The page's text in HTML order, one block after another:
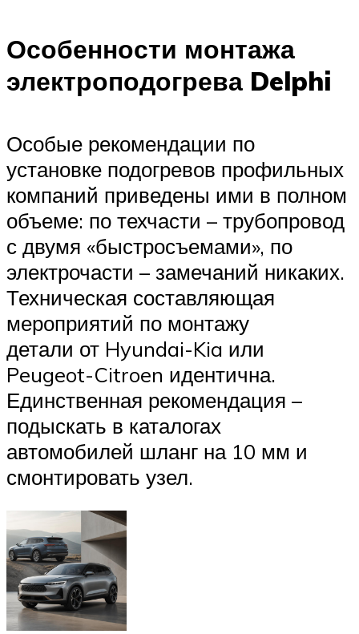
Особенности монтажа
электроподогрева Delphi
Особые рекомендации по
установке подогревов профильных
компаний приведены ими в полном
объеме: по техчасти – трубопровод
с двумя «быстросъемами», по
электрочасти – замечаний никаких.
Техническая составляющая
мероприятий по монтажу
детали от Hyundai-Kia или
Peugeot-Citroen идентична.
Единственная рекомендация –
подыскать в каталогах
автомобилей шланг на 10 мм и
смонтировать узел.